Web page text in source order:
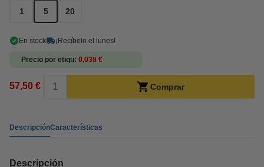
1 5 20
En stock ¡Recíbelo el lunes!
Precio por etiqu 0,038 €
57,50 € Comprar
DescripciónCaracterísticas
Descripción